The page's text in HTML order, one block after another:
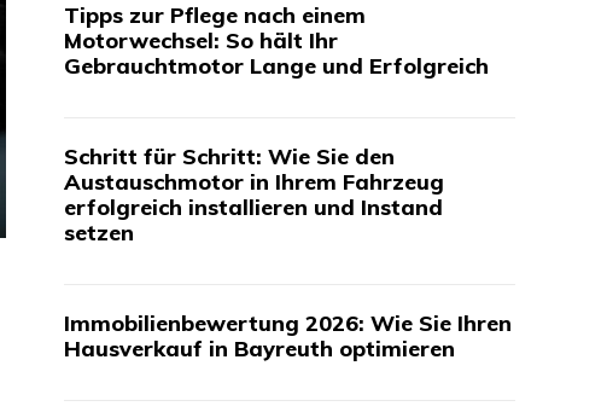
Tipps zur Pflege nach einem
Motorwechsel: So hält Ihr
Gebrauchtmotor Lange und Erfolgreich
Schritt für Schritt: Wie Sie den
Austauschmotor in Ihrem Fahrzeug
erfolgreich installieren und Instand
setzen
Immobilienbewertung 2026: Wie Sie Ihren
Hausverkauf in Bayreuth optimieren